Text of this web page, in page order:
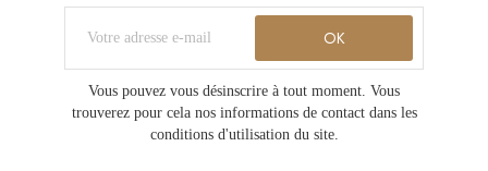
Vous pouvez vous désinscrire à tout moment. Vous
trouverez pour cela nos informations de contact dans les
conditions d'utilisation du site.